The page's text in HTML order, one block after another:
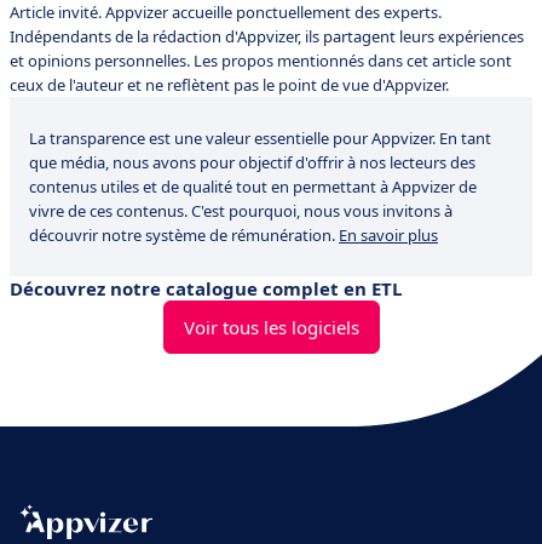
Article invité. Appvizer accueille ponctuellement des experts.
Indépendants de la rédaction d'Appvizer, ils partagent leurs expériences
et opinions personnelles. Les propos mentionnés dans cet article sont
ceux de l'auteur et ne reflètent pas le point de vue d'Appvizer.
La transparence est une valeur essentielle pour Appvizer. En tant
que média, nous avons pour objectif d'offrir à nos lecteurs des
contenus utiles et de qualité tout en permettant à Appvizer de
vivre de ces contenus. C'est pourquoi, nous vous invitons à
découvrir notre système de rémunération. En savoir plus
Découvrez notre catalogue complet en ETL
Voir tous les logiciels